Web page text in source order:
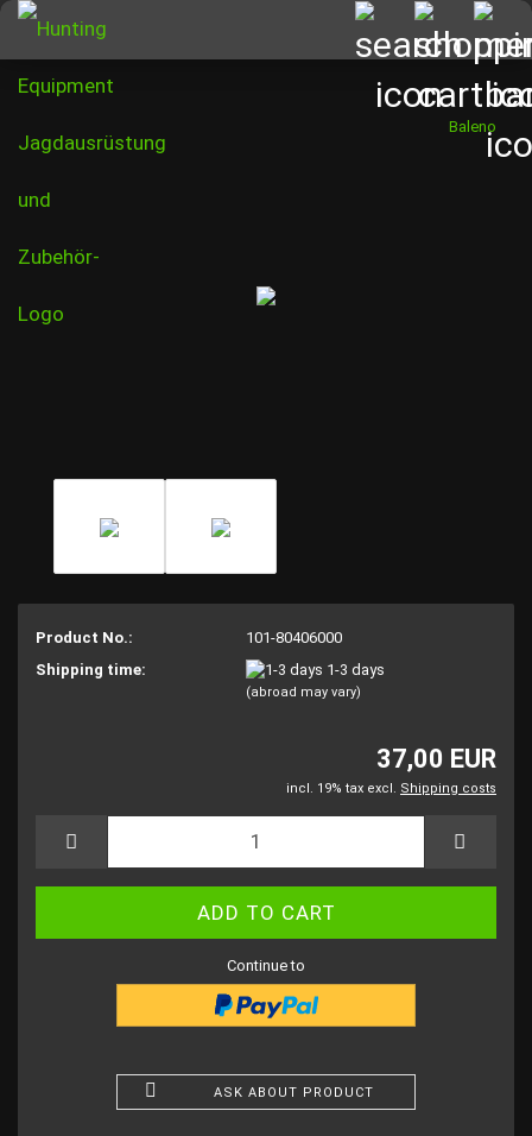
Baleno
Product No.:
101-80406000
Shipping time:
1-3 days
(abroad may vary)
37,00 EUR
incl. 19% tax excl. Shipping costs
Continue to
ASK ABOUT PRODUCT